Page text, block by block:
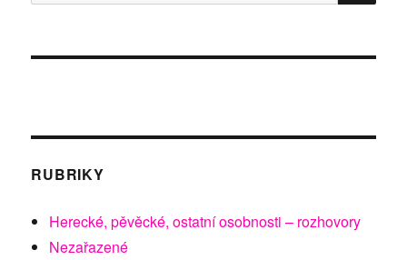
RUBRIKY
Herecké, pěvěcké, ostatní osobnosti – rozhovory
Nezařazené